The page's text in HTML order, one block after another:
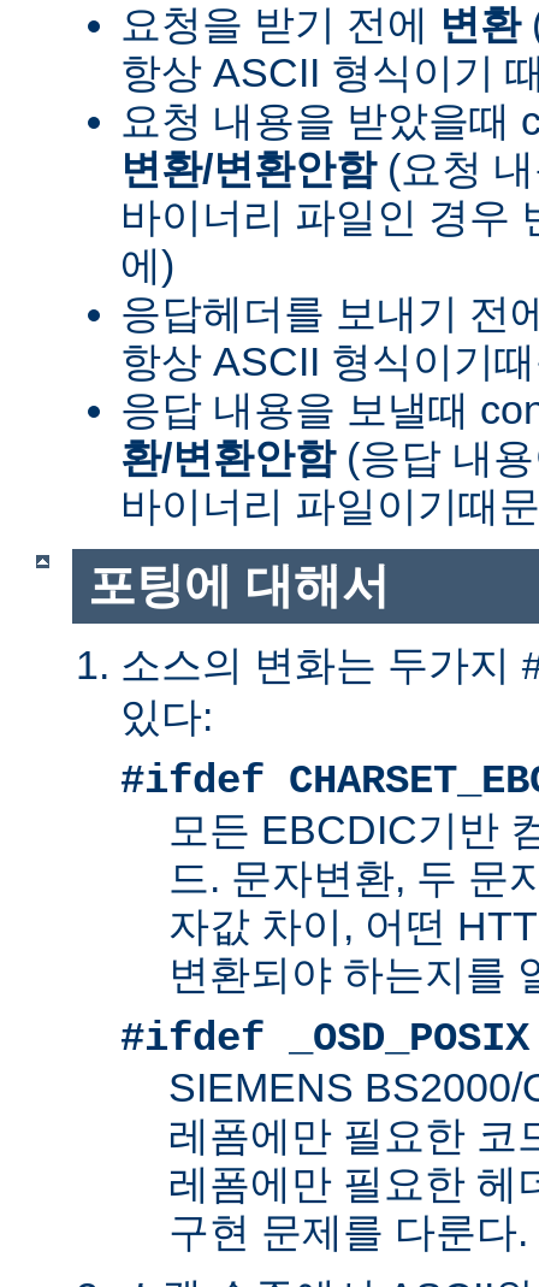
요청을 받기 전에
변환
항상 ASCII 형식이기
요청 내용을 받았을때
변환/변환안함(요청 내
바이너리 파일인 경우
에)
응답헤더를 보내기 전
항상 ASCII 형식이기
응답 내용을 보낼때
환/변환안함(응답 내
바이너리 파일이기때
포팅에 대해서
소스의 변화는 두가지
있다:
#ifdef
모든 EBCDIC기반
드. 문자변환, 두 문
자값 차이, 어떤
변환되야 하는지를
#ifdef _OSD_POSIX
SIEMENS BS2000/
레폼에만 필요한 코
레폼에만 필요한 헤
구현 문제를 다룬다.